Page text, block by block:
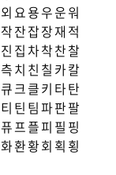
외 요용우운워
작잔잡장재 적
진 집 차착찬찰
측치 친 칠 카칼
큐크클키 타탄
티 틴 팀파판팔
퓨프플피 필 핑
화환황회 획 횡